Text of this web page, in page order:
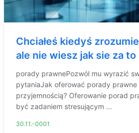
Chciałeś kiedyś
ale nie wiesz jak sie za to
porady prawnePozwól mu wyrazić
pytaniaJak oferować porady prawne
przyjemnością? Oferowanie porad
być zadaniem stresującym ...
30.11.-0001